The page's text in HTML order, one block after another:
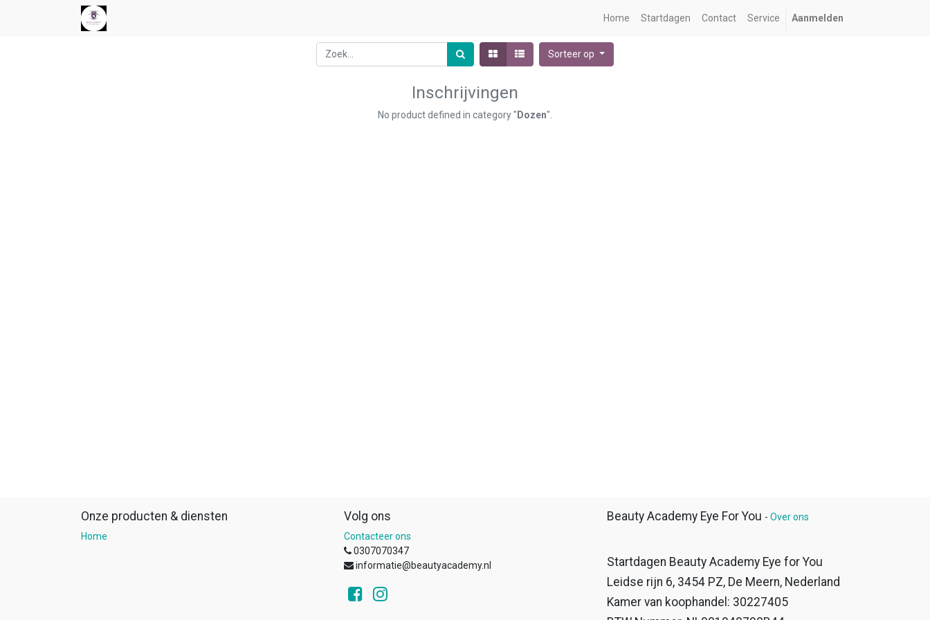
Home Startdagen Contact Service Aanmelden
Sorteer op
Inschrijvingen
No product defined in category " Dozen".
Onze producten & diensten
Home
Volg ons
Contacteer ons
0307070347
informatie@beautyacademy.nl
Beauty Academy Eye For You - Over ons
Startdagen Beauty Academy Eye for You
Leidse rijn 6, 3454 PZ, De Meern, Nederland
Kamer van koophandel: 30227405